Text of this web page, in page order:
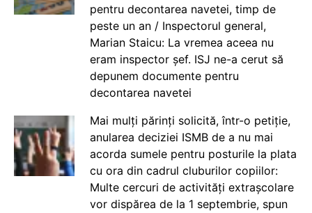
pentru decontarea navetei, timp de
peste un an / Inspectorul general,
Marian Staicu: La vremea aceea nu
eram inspector șef. ISJ ne-a cerut să
depunem documente pentru
decontarea navetei
Mai mulți părinți solicită, într-o petiție,
anularea deciziei ISMB de a nu mai
acorda sumele pentru posturile la plata
cu ora din cadrul cluburilor copiilor:
Multe cercuri de activități extrașcolare
vor dispărea de la 1 septembrie, spun